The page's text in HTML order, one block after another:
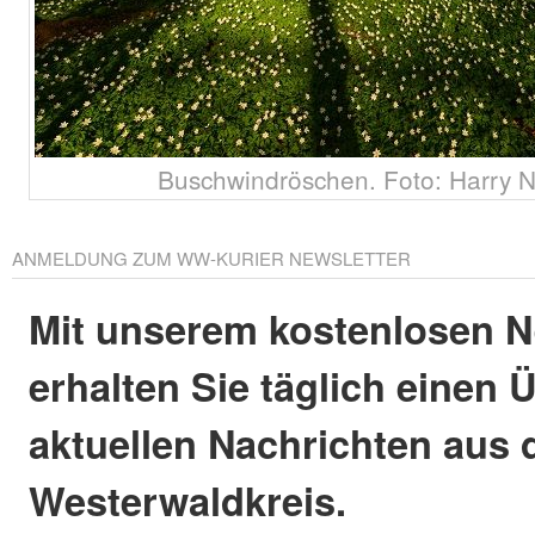
Buschwindröschen. Foto: Harry
ANMELDUNG ZUM WW-KURIER NEWSLETTER
Mit unserem kostenlosen
erhalten Sie täglich einen
aktuellen Nachrichten aus
Westerwaldkreis.